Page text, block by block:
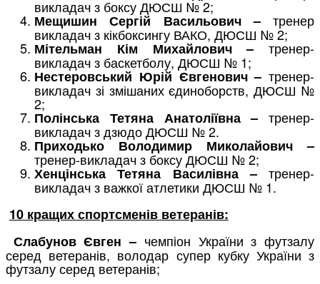
викладач з боксу ДЮСШ № 2;
Мещишин Сергій Васильович – тренер
викладач з кікбоксингу ВАКО, ДЮСШ № 2;
Мітельман Кім Михайлович – тренер-
викладач з баскетболу, ДЮСШ № 1;
Нестеровський Юрій Євгенович – тренер-
викладач зі змішаних єдиноборств, ДЮСШ №
2;
Полінська Тетяна Анатоліївна – тренер-
викладач з дзюдо ДЮСШ № 2.
Приходько Володимир Миколайович –
тренер-викладач з боксу ДЮСШ № 2;
Хенцінська Тетяна Василівна – тренер-
викладач з важкої атлетики ДЮСШ № 1.
10 кращих спортсменів ветеранів:
Слабунов Євген – чемпіон України з футзалу
серед ветеранів, володар супер кубку України з
футзалу серед ветеранів;